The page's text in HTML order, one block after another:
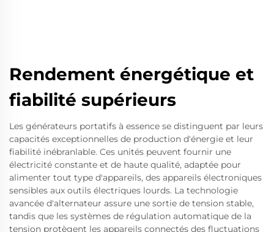
Rendement énergétique et
fiabilité supérieurs
Les générateurs portatifs à essence se distinguent par leurs
capacités exceptionnelles de production d'énergie et leur
fiabilité inébranlable. Ces unités peuvent fournir une
électricité constante et de haute qualité, adaptée pour
alimenter tout type d'appareils, des appareils électroniques
sensibles aux outils électriques lourds. La technologie
avancée d'alternateur assure une sortie de tension stable,
tandis que les systèmes de régulation automatique de la
tension protègent les appareils connectés des fluctuations